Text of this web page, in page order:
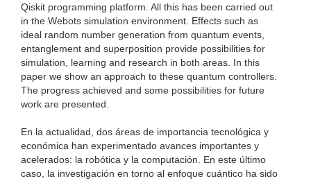
Qiskit programming platform. All this has been carried out
in the Webots simulation environment. Effects such as
ideal random number generation from quantum events,
entanglement and superposition provide possibilities for
simulation, learning and research in both areas. In this
paper we show an approach to these quantum controllers.
The progress achieved and some possibilities for future
work are presented.
En la actualidad, dos áreas de importancia tecnológica y
económica han experimentado avances importantes y
acelerados: la robótica y la computación. En este último
caso, la investigación en torno al enfoque cuántico ha sido